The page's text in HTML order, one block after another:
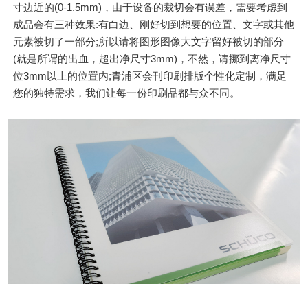
寸边近的(0-1.5mm)，由于设备的裁切会有误差，需要考虑到
成品会有三种效果:有白边、刚好切到想要的位置、文字或其他
元素被切了一部分;所以请将图形图像大文字留好被切的部分
(就是所谓的出血，超出净尺寸3mm)，不然，请挪到离净尺寸
位3mm以上的位置内;青浦区会刊印刷排版个性化定制，满足
您的独特需求，我们让每一份印刷品都与众不同。